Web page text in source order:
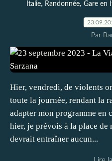
Italie, Randonnée, Gare en
Par
Hier, vendredi, de violents
toute la journée, rendant la
adapter mon programme en
hier, je prévois à la place de
devrait entraîner aucun...